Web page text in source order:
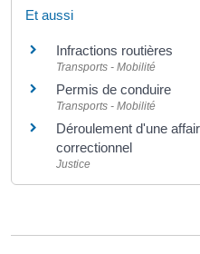
Et aussi
Infractions routières
Transports - Mobilité
Permis de conduire
Transports - Mobilité
Déroulement d'une
correctionnel
Justice